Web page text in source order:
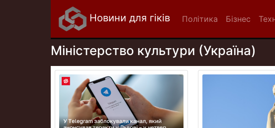
Новини для гіків Політика Бізнес
Міністерство культури (Україна)